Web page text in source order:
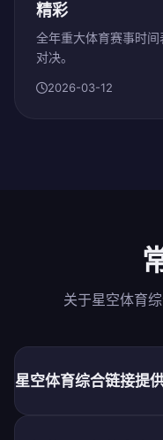
精彩
全年重大体育赛事时
对决。
2026-03-12
关于星空体育
星空体育综合链接提